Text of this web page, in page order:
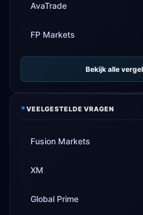
AvaTrade
FP Markets
Bekijk alle
*VEELGESTELDE VRAGEN
Fusion Markets
XM
Global Prime